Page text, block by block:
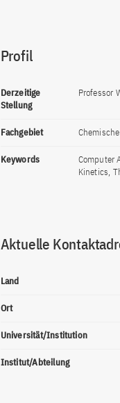
Profil
Derzeitige
Stellung
Professor
Fachgebiet
Keywords
Computer
Kinetics,
Aktuelle
Land
Ort
Universität/Institution
Institut/Abteilung